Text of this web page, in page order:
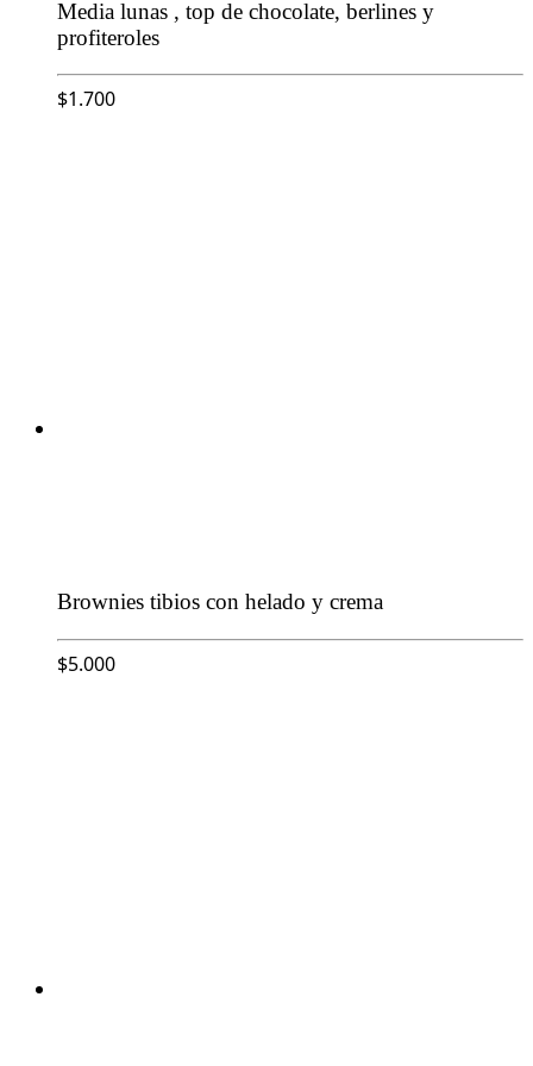
Media lunas , top de chocolate, berlines y
profiteroles
$1.700
Brownies tibios con helado y crema
$5.000